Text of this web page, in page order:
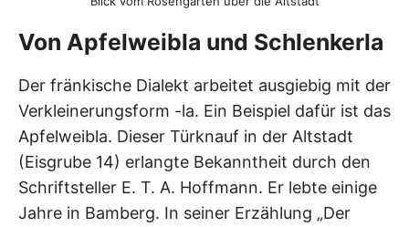
Von Apfelweibla und Schlenkerla
Der fränkische Dialekt arbeitet ausgiebig mit der
Verkleinerungsform -la. Ein Beispiel dafür ist das
Apfelweibla. Dieser Türknauf in der Altstadt
(Eisgrube 14) erlangte Bekanntheit durch den
Schriftsteller E. T. A. Hoffmann. Er lebte einige
Jahre in Bamberg. In seiner Erzählung „Der